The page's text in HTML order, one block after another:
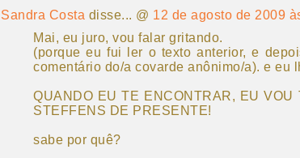
Sandra Costa disse... @ 12 de agosto de 2009
Mai, eu juro, vou falar gritando.
(porque eu fui ler o texto anterior, e
comentário do/a covarde anônimo/a). e eu
QUANDO EU TE ENCONTRAR, EU
STEFFENS DE PRESENTE!
sabe por quê?